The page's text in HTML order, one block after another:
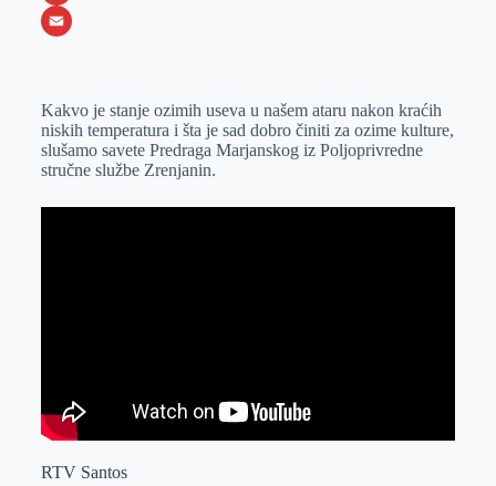
o
e
e
r
k
I
n
b
h
s
A
p
p
X
a
i
l
Kakvo je stanje ozimih useva u našem ataru nakon kraćih
niskih temperatura i šta je sad dobro činiti za ozime kulture,
slušamo savete Predraga Marjanskog iz Poljoprivredne
stručne službe Zrenjanin.
RTV Santos